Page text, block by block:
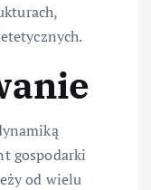
gospodarki
od wielu